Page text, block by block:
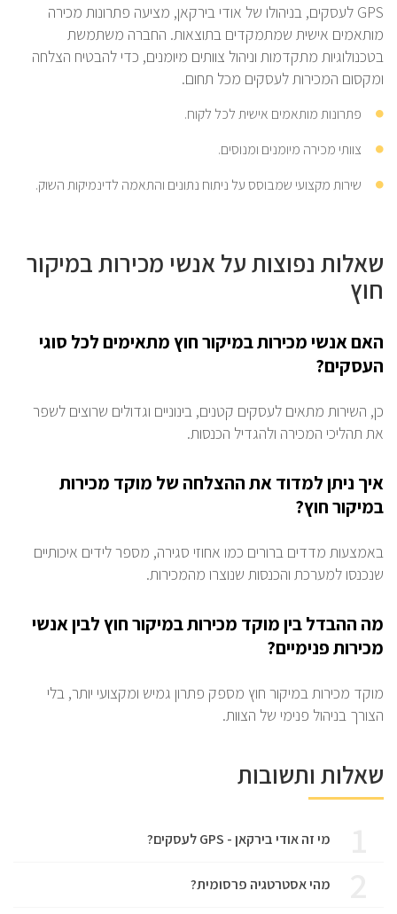
GPS לעסקים, בניהולו של אודי בירקאן, מציעה פתרונות מכירה
מותאמים אישית שמתמקדים בתוצאות. החברה משתמשת
בטכנולוגיות מתקדמות וניהול צוותים מיומנים, כדי להבטיח הצלחה
ומקסום המכירות לעסקים מכל תחום.
פתרונות מותאמים אישית לכל לקוח.
צוותי מכירה מיומנים ומנוסים.
שירות מקצועי שמבוסס על ניתוח נתונים והתאמה לדינמיקות השוק.
שאלות נפוצות על אנשי מכירות במיקור
חוץ
האם אנשי מכירות במיקור חוץ מתאימים לכל סוגי
העסקים?
כן, השירות מתאים לעסקים קטנים, בינוניים וגדולים שרוצים לשפר
את תהליכי המכירה ולהגדיל הכנסות.
איך ניתן למדוד את ההצלחה של מוקד מכירות
במיקור חוץ?
באמצעות מדדים ברורים כמו אחוזי סגירה, מספר לידים איכותיים
שנכנסו למערכת והכנסות שנוצרו מהמכירות.
מה ההבדל בין מוקד מכירות במיקור חוץ לבין אנשי
מכירות פנימיים?
מוקד מכירות במיקור חוץ מספק פתרון גמיש ומקצועי יותר, בלי
הצורך בניהול פנימי של הצוות.
שאלות ותשובות
מי זה אודי בירקאן - GPS לעסקים?
מהי אסטרטגיה פרסומית?